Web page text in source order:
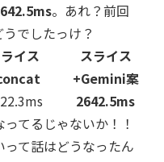
。あれ？前回
でしたっけ？
イス
スライス
+Gemini案
2642.5ms
てるじゃないか！！
て話はどうなったん